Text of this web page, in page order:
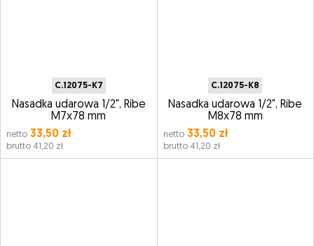
C.12075-K7
Nasadka udarowa 1/2", Ribe
M7x78 mm
netto 33,50 zł
brutto 41,20 zł
C.12075-K8
Nasadka udarowa 1/2", Ribe
M8x78 mm
netto33,50 zł
brutto 41,20 zł